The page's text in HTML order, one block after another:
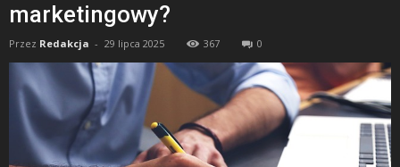
marketingowy?
Przez Redakcja - 29 lipca 2025 367 0